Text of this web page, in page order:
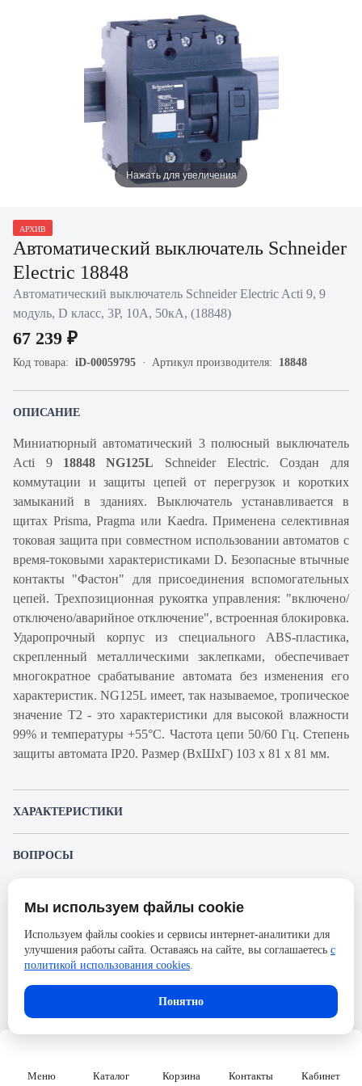
Меню Каталог Корзина Контакты Кабинет
Нажать для увеличения
АРХИВ
Автоматический выключатель Schneider
Electric 18848
Автоматический выключатель Schneider Electric Acti 9, 9
модуль, D класс, 3P, 10А, 50кА, (18848)
67 239 ₽
Код товара: iD-00059795 Артикул производителя: 18848
ОПИСАНИЕ
Миниатюрный автоматический 3 полюсный выключатель
Acti 9 18848 NG125L Schneider Electric. Создан для
коммутации и защиты цепей от перегрузок и коротких
замыканий в зданиях. Выключатель устанавливается в
щитах Prisma, Pragma или Kaedra. Применена селективная
токовая защита при совместном использовании автоматов с
время-токовыми характеристиками D. Безопасные втычные
контакты "Фастон" для присоединения вспомогательных
цепей. Трехпозиционная рукоятка управления: "включено/
отключено/аварийное отключение", встроенная блокировка.
Ударопрочный корпус из специального ABS-пластика,
скрепленный металлическими заклепками, обеспечивает
многократное срабатывание автомата без изменения его
характеристик. NG125L имеет, так называемое, тропическое
значение Т2 - это характеристики для высокой влажности
99% и температуры +55°С. Частота цепи 50/60 Гц. Степень
защиты автомата IP20. Размер (ВхШхГ) 103 х 81 х 81 мм.
ХАРАКТЕРИСТИКИ
Производитель
Серия
Acti 9
Номинальный ток
Напряжение, В
690
Количество полюсов
ВОПРОСЫ
Пожалуйста, авторизуйтесь, чтобы иметь
возможность оставлять вопросы.
Представленные изображения и характеристики могут отличаться от реального
без предварительного уведомления. Компания АйДистрибьют не несёт
ответственности в случае не соответствия текущей модели товаров фотографиям,
размещённым в карточке товара.
Мы используем файлы cookie
Используем файлы cookies и сервисы интернет-аналитики для
улучшения работы сайта. Оставаясь на сайте, вы соглашаетесь с
политикой использования cookies.
Понятно